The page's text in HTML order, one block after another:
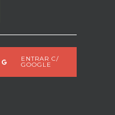
ENTRAR C/
GOOGLE